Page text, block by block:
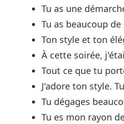
Tu as une
Tu as beaucoup
Ton style et ton
À cette soirée,
Tout ce que tu
J'adore ton style.
Tu dégages
Tu es mon rayon